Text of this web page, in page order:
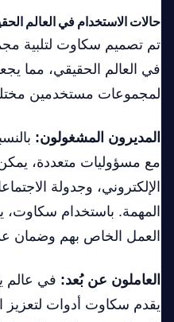
حالات الاستخدام في العالم
تم تصميم سكاوت لتلبية
في العالم الحقيقي، مما
لمجموعات مستخدمين
المديرون المشغولون:
مع مسؤوليات متعددة،
الإلكتروني، وجدولة
المهمة. باستخدام
العمل الخاص بهم وضمان
العاملون عن بُعد: في عالم
يقدم سكاوت أدوات لتعزيز